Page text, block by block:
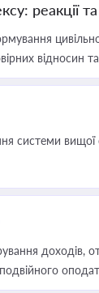
реакції
відносин
вищої